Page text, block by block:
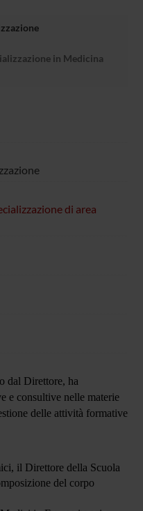
in Medicina
di area
dal Direttore, ha
e consultive nelle materie
delle attività formative
il Direttore della Scuola
del corpo